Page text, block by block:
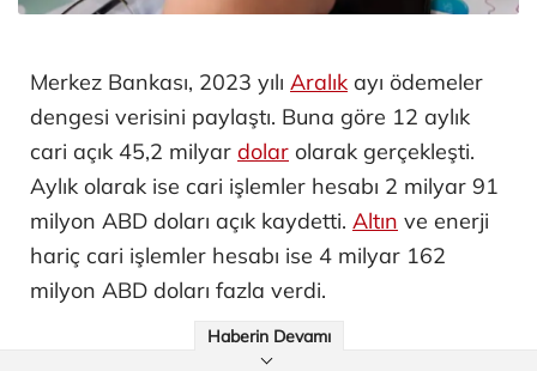
Merkez Bankası, 2023 yılı Aralık ayı ödemeler
dengesi verisini paylaştı. Buna göre 12 aylık
cari açık 45,2 milyar dolar olarak gerçekleşti.
Aylık olarak ise cari işlemler hesabı 2 milyar 91
milyon ABD doları açık kaydetti. Altın ve enerji
hariç cari işlemler hesabı ise 4 milyar 162
milyon ABD doları fazla verdi.
Haberin Devamı